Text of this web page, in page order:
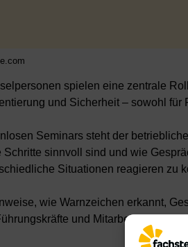
spielen eine zentrale
und Sicherheit – sowohl für
Seminars steht der
sinnvoll sind und wie
Situationen reagieren zu
wie Warnzeichen erkannt,
und Mitarbeitende im